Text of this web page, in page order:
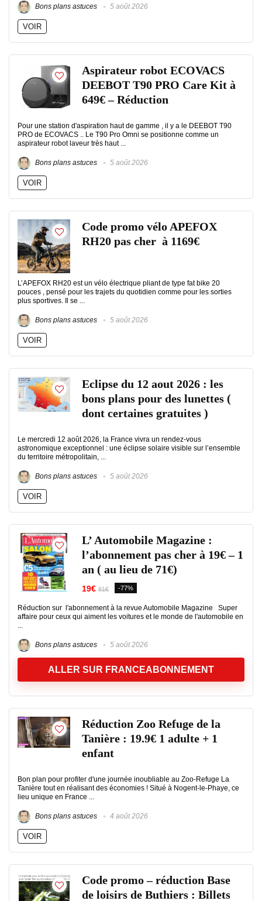
Bons plans astuces 5 août 2026
VOIR
Aspirateur robot ECOVACS
DEEBOT T90 PRO Care Kit à
649€ – Réduction
Pour une station d'aspiration haut de gamme , il y a le DEEBOT T90
PRO de ECOVACS .. Le T90 Pro Omni se positionne comme un
aspirateur robot laveur très haut ...
Bons plans astuces 5 août 2026
VOIR
Code promo vélo APEFOX
RH20 pas cher à 1169€
L’APEFOX RH20 est un vélo électrique pliant de type fat bike 20
pouces , pensé pour les trajets du quotidien comme pour les sorties
plus sportives. Il se ...
Bons plans astuces 5 août 2026
VOIR
Eclipse du 12 aout 2026 : les
bons plans pour des lunettes (
dont certaines gratuites )
Le mercredi 12 août 2026, la France vivra un rendez-vous
astronomique exceptionnel : une éclipse solaire visible sur l’ensemble
du territoire métropolitain, ...
Bons plans astuces 5 août 2026
VOIR
L’ Automobile Magazine :
l’abonnement pas cher à 19€ – 1
an ( au lieu de 71€)
19€ 81€ -77%
Réduction sur l'abonnement à la revue Automobile Magazine Super
affaire pour ceux qui aiment les voitures et le monde de l'automobile en
...
Bons plans astuces 5 août 2026
ALLER SUR FRANCEABONNEMENT
Réduction Zoo Refuge de la
Tanière : 19.9€ 1 adulte + 1
enfant
Bon plan pour profiter d'une journée inoubliable au Zoo-Refuge La
Tanière tout en réalisant des économies ! Situé à Nogent-le-Phaye, ce
lieu unique en France ...
Bons plans astuces 4 août 2026
VOIR
Code promo – réduction Base
de loisirs de Buthiers : Billets